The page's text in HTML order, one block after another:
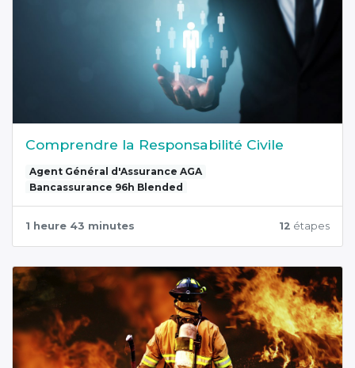
Comprendre la Responsabilité Civile
Agent Général d'Assurance AGA
Bancassurance 96h Blended
1 heure 43 minutes 12 étapes